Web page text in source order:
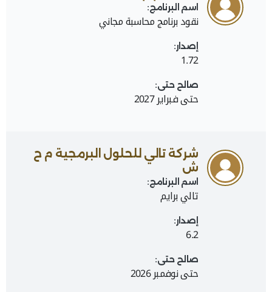
اسم البرنامج:
نقود برنامج محاسبة مجاني
إصدار:
1.72
صالح حتى:
حتى فبراير 2027
شركة تالي للحلول البرمجية م ح
ش
اسم البرنامج:
تالي برايم
إصدار:
6.2
صالح حتى:
حتى نوفمبر 2026